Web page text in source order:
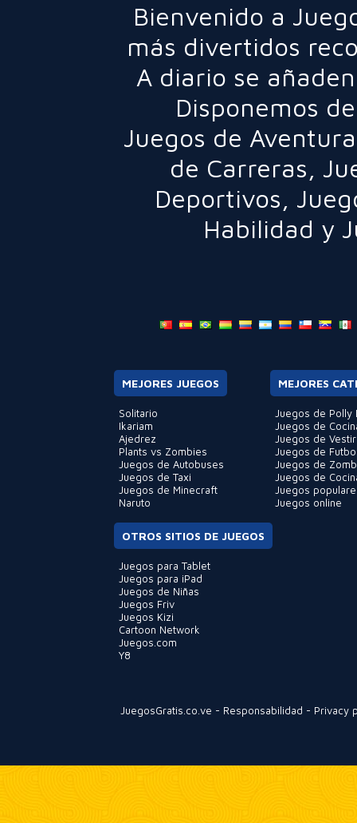
Bienvenido a
más divertidos
A diario se
Disponemos
Juegos de Aventura
de Carreras,
Deportivos,
Habilidad y
MEJORES JUEGOS
Solitario
Ikariam
Ajedrez
Plants vs Zombies
Juegos de Autobuses
Juegos de Taxi
Juegos de Minecraft
Naruto
MEJORES
Juegos de Polly
Juegos de
Juegos de Vestir
Juegos de
Juegos de
Juegos de
Juegos
Juegos online
OTROS SITIOS DE JUEGOS
Juegos para Tablet
Juegos para iPad
Juegos de Niñas
Juegos Friv
Juegos Kizi
Cartoon Network
Juegos.com
Y8
JuegosGratis.co.ve - Responsabilidad - Privacy